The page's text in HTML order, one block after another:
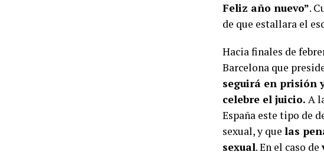
Feliz año nuevo”.
de que estallara el
Hacia finales de
Barcelona que
seguirá en prisión
celebre el juicio. A
España este tipo de
sexual, y que las
sexual. En el caso de